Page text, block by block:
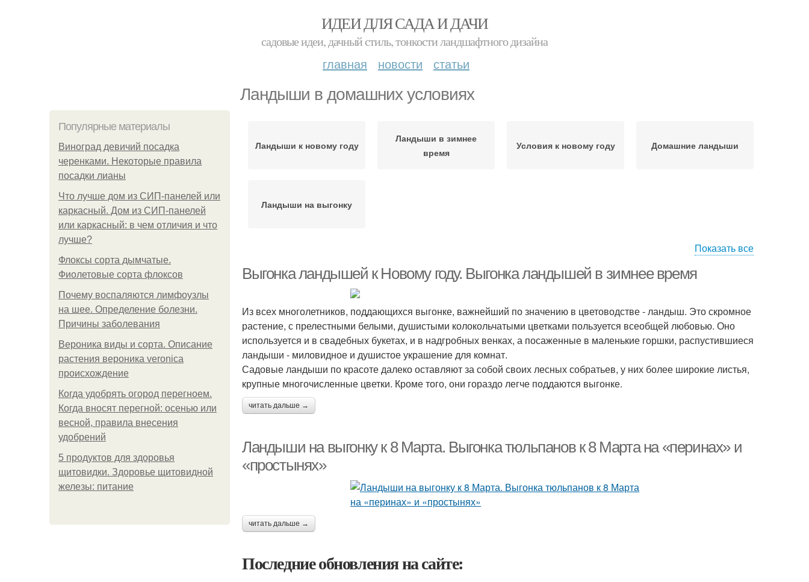
ИДЕИ ДЛЯ САДА И ДАЧИ
садовые идеи, дачный стиль, тонкости ландшафтного дизайна
главная новости статьи
Ландыши в домашних условиях
Популярные материалы
Виноград девичий посадка
черенками. Некоторые правила
посадки лианы
Что лучше дом из СИП-панелей или
каркасный. Дом из СИП-панелей
или каркасный: в чем отличия и что
лучше?
Флоксы сорта дымчатые.
Фиолетовые сорта флоксов
Почему воспаляются лимфоузлы
на шее. Определение болезни.
Причины заболевания
Вероника виды и сорта. Описание
растения вероника veronica
происхождение
Когда удобрять огород перегноем.
Когда вносят перегной: осенью или
весной, правила внесения
удобрений
5 продуктов для здоровья
щитовидки. Здоровье щитовидной
железы: питание
Ландыши к новому году
Ландыши в зимнее
время
Условия к новому году Домашние ландыши
Ландыши на выгонку
Показать все
Выгонка ландышей к Новому году. Выгонка ландышей в зимнее время
Из всех многолетников, поддающихся выгонке, важнейший по значению в цветоводстве - ландыш. Это скромное
растение, с прелестными белыми, душистыми колокольчатыми цветками пользуется всеобщей любовью. Оно
используется и в свадебных букетах, и в надгробных венках, а посаженные в маленькие горшки, распустившиеся
ландыши - миловидное и душистое украшение для комнат.
Садовые ландыши по красоте далеко оставляют за собой своих лесных собратьев, у них более широкие листья,
крупные многочисленные цветки. Кроме того, они гораздо легче поддаются выгонке.
читать дальше →
Ландыши на выгонку к 8 Марта. Выгонка тюльпанов к 8 Марта на «перинах» и
«простынях»
читать дальше →
Последние обновления на сайте: